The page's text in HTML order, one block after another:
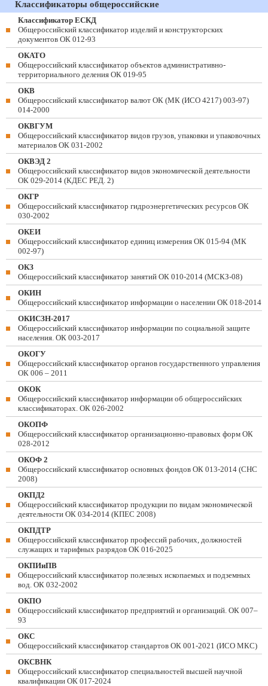
Классификаторы общероссийские
Классификатор ЕСКД
Общероссийский классификатор изделий и конструкторских
документов ОК 012-93
ОКАТО
Общероссийский классификатор объектов административно-
территориального деления ОК 019-95
ОКВ
Общероссийский классификатор валют ОК (МК (ИСО 4217) 003-97)
014-2000
ОКВГУМ
Общероссийский классификатор видов грузов, упаковки и упаковочных
материалов ОК 031-2002
ОКВЭД 2
Общероссийский классификатор видов экономической деятельности
ОК 029-2014 (КДЕС РЕД. 2)
ОКГР
Общероссийский классификатор гидроэнергетических ресурсов ОК
030-2002
ОКЕИ
Общероссийский классификатор единиц измерения ОК 015-94 (МК
002-97)
ОКЗ
Общероссийский классификатор занятий ОК 010-2014 (МСКЗ-08)
ОКИН
Общероссийский классификатор информации о населении ОК 018-2014
ОКИСЗН-2017
Общероссийский классификатор информации по социальной защите
населения. ОК 003-2017
ОКОГУ
Общероссийский классификатор органов государственного управления
ОК 006 – 2011
ОКОК
Общероссийский классификатор информации об общероссийских
классификаторах. ОК 026-2002
ОКОПФ
Общероссийский классификатор организационно-правовых форм ОК
028-2012
ОКОФ 2
Общероссийский классификатор основных фондов ОК 013-2014 (СНС
2008)
ОКПД2
Общероссийский классификатор продукции по видам экономической
деятельности ОК 034-2014 (КПЕС 2008)
ОКПДТР
Общероссийский классификатор профессий рабочих, должностей
служащих и тарифных разрядов ОК 016-2025
ОКПИиПВ
Общероссийский классификатор полезных ископаемых и подземных
вод. ОК 032-2002
ОКПО
Общероссийский классификатор предприятий и организаций. ОК 007–
93
ОКС
Общероссийский классификатор стандартов ОК 001-2021 (ИСО МКС)
ОКСВНК
Общероссийский классификатор специальностей высшей научной
квалификации ОК 017-2024